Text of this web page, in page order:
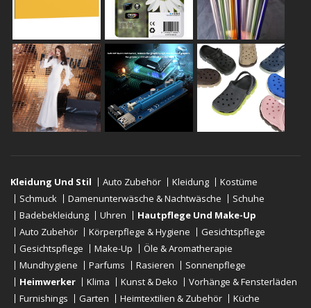
Kleidung Und Stil Auto Zubehör Kleidung
Kostüme
Schmuck
Damenunterwäsche & Nachtwäsche
Schuhe
Badebekleidung
Uhren
Hautpflege Und Make-Up
Auto Zubehör
Körperpflege & Hygiene
Gesichtspflege
Gesichtspflege
Make-Up
Öle & Aromatherapie
Mundhygiene
Parfums Rasieren
Sonnenpflege
Heimwerker
Klima Kunst & Deko
Vorhänge & Fensterläden
Furnishings
Garten Heimtextilien & Zubehör
Küche